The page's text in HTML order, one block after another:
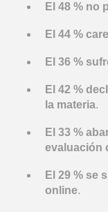
El 48 % no
El 44 %
El 36 %
El 42 %
la materia.
El 33 %
evaluación
El 29 % se
online.